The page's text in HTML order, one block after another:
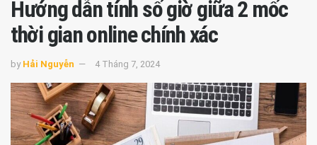
Hướng dẫn tính số giờ giữa 2 mốc
thời gian online chính xác
by Hải Nguyễn 4 Tháng 7, 2024